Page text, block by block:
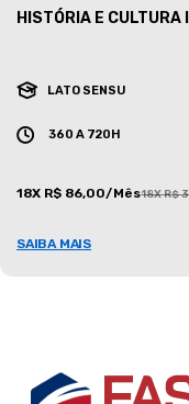
HISTÓRIA E
LATO SENSU
360 A 720H
18X R$ 86,00/Mês18X R$
SAIBA MAIS